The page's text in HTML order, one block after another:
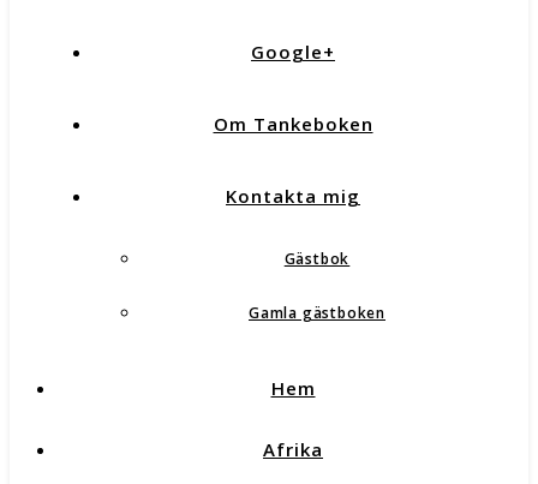
Google+
Om Tankeboken
Kontakta mig
Gästbok
Gamla gästboken
Hem
Afrika